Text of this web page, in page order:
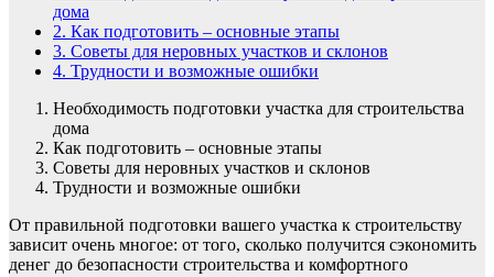
дома
2. Как подготовить – основные этапы
3. Советы для неровных участков и склонов
4. Трудности и возможные ошибки
Необходимость подготовки участка для строительства
дома
Как подготовить – основные этапы
Советы для неровных участков и склонов
Трудности и возможные ошибки
От правильной подготовки вашего участка к строительству
зависит очень многое: от того, сколько получится сэкономить
денег до безопасности строительства и комфортного